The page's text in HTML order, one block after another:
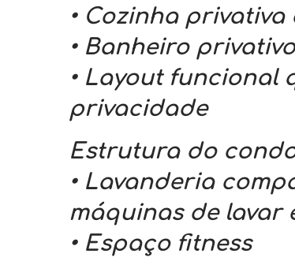
• Cozinha
• Banheiro
• Layout funcional
privacidade
Estrutura do
• Lavanderia
máquinas de lavar
• Espaço fitness